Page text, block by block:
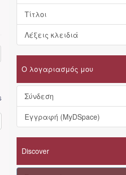
Τίτλοι
Λέξεις κλειδιά
Ο λογαριασμός μου
Σύνδεση
Εγγραφή (MyDSpace)
Discover